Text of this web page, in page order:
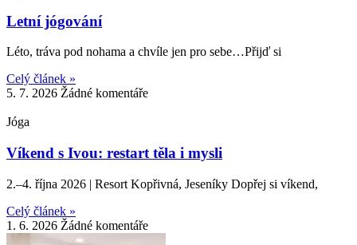
Letní jógování
Léto, tráva pod nohama a chvíle jen pro sebe…Přijď si
Celý článek »
5. 7. 2026 Žádné komentáře
Jóga
Víkend s Ivou: restart těla i mysli
2.–4. října 2026 | Resort Kopřivná, Jeseníky Dopřej si víkend,
Celý článek »
1. 6. 2026 Žádné komentáře